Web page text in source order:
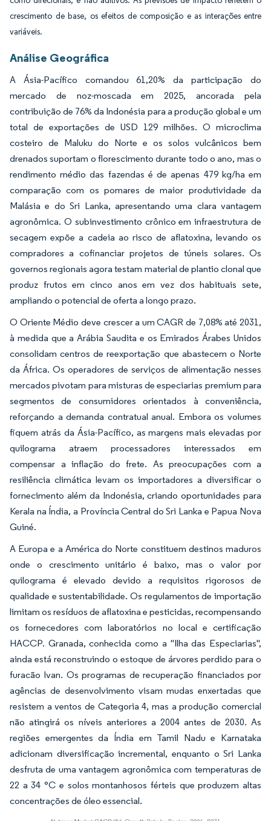
crescimento de base, os efeitos de composição e as interações entre
variáveis.
Análise Geográfica
A Ásia-Pacífico comandou 61,20% da participação do
mercado de noz-moscada em 2025, ancorada pela
contribuição de 76% da Indonésia para a produção global e um
total de exportações de USD 129 milhões. O microclima
costeiro de Maluku do Norte e os solos vulcânicos bem
drenados suportam o florescimento durante todo o ano, mas o
rendimento médio das fazendas é de apenas 479 kg/ha em
comparação com os pomares de maior produtividade da
Malásia e do Sri Lanka, apresentando uma clara vantagem
agronômica. O subinvestimento crônico em infraestrutura de
secagem expõe a cadeia ao risco de aflatoxina, levando os
compradores a cofinanciar projetos de túneis solares. Os
governos regionais agora testam material de plantio clonal que
produz frutos em cinco anos em vez dos habituais sete,
ampliando o potencial de oferta a longo prazo.
O Oriente Médio deve crescer a um CAGR de 7,08% até 2031,
à medida que a Arábia Saudita e os Emirados Árabes Unidos
consolidam centros de reexportação que abastecem o Norte
da África. Os operadores de serviços de alimentação nesses
mercados pivotam para misturas de especiarias premium para
segmentos de consumidores orientados à conveniência,
reforçando a demanda contratual anual. Embora os volumes
fiquem atrás da Ásia-Pacífico, as margens mais elevadas por
quilograma atraem processadores interessados em
compensar a inflação do frete. As preocupações com a
resiliência climática levam os importadores a diversificar o
fornecimento além da Indonésia, criando oportunidades para
Kerala na Índia, a Província Central do Sri Lanka e Papua Nova
Guiné.
A Europa e a América do Norte constituem destinos maduros
onde o crescimento unitário é baixo, mas o valor por
quilograma é elevado devido a requisitos rigorosos de
qualidade e sustentabilidade. Os regulamentos de importação
limitam os resíduos de aflatoxina e pesticidas, recompensando
os fornecedores com laboratórios no local e certificação
HACCP. Granada, conhecida como a "Ilha das Especiarias",
ainda está reconstruindo o estoque de árvores perdido para o
furacão Ivan. Os programas de recuperação financiados por
agências de desenvolvimento visam mudas enxertadas que
resistem a ventos de Categoria 4, mas a produção comercial
não atingirá os níveis anteriores a 2004 antes de 2030. As
regiões emergentes da Índia em Tamil Nadu e Karnataka
adicionam diversificação incremental, enquanto o Sri Lanka
desfruta de uma vantagem agronômica com temperaturas de
22 a 34 °C e solos montanhosos férteis que produzem altas
concentrações de óleo essencial.